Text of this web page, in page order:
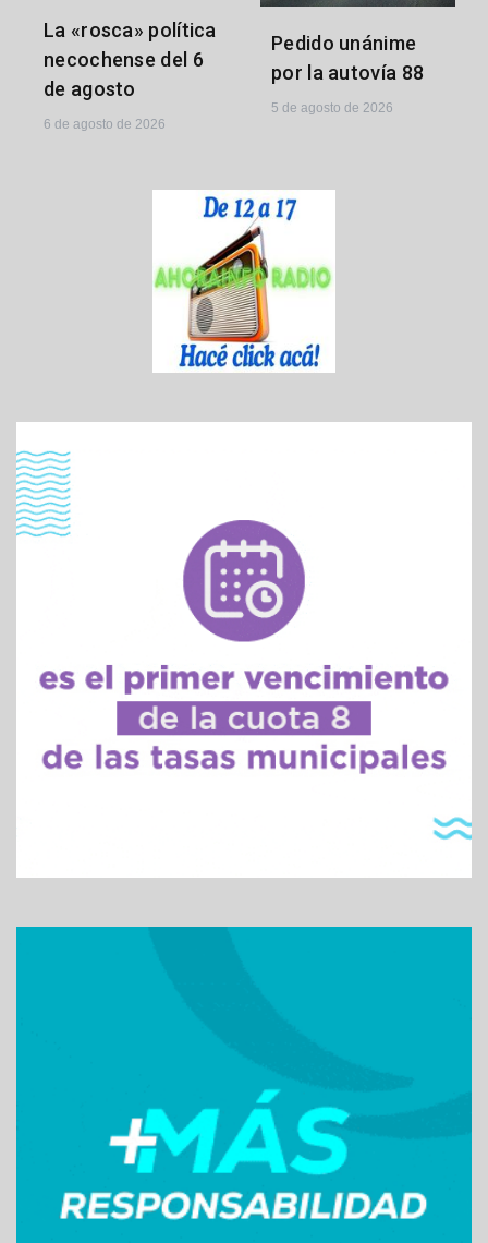
La «rosca» política
necochense del 6
de agosto
6 de agosto de 2026
Pedido unánime
por la autovía 88
5 de agosto de 2026